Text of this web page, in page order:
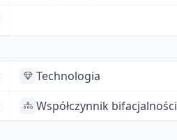
Technologia
Współczynnik bifacjalności